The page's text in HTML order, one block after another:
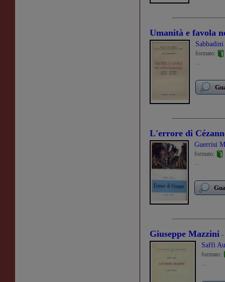
Umanità e favola
formato:
...
L'errore di
Guerrisi
formato:
...
Giuseppe Mazzini -
Saffi
formato:
...